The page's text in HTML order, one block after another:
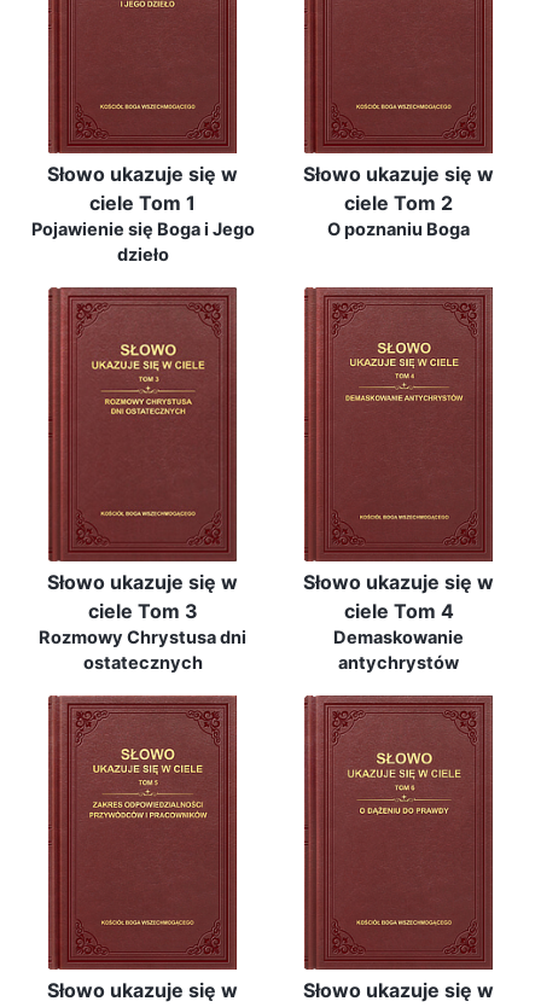
Słowo ukazuje się w
ciele Tom 1
Pojawienie się Boga i Jego
dzieło
Słowo ukazuje się w
ciele Tom 2
O poznaniu Boga
Słowo ukazuje się w
ciele Tom 3
Rozmowy Chrystusa dni
ostatecznych
Słowo ukazuje się w
ciele Tom 4
Demaskowanie
antychrystów
Słowo ukazuje się w
Słowo ukazuje się w